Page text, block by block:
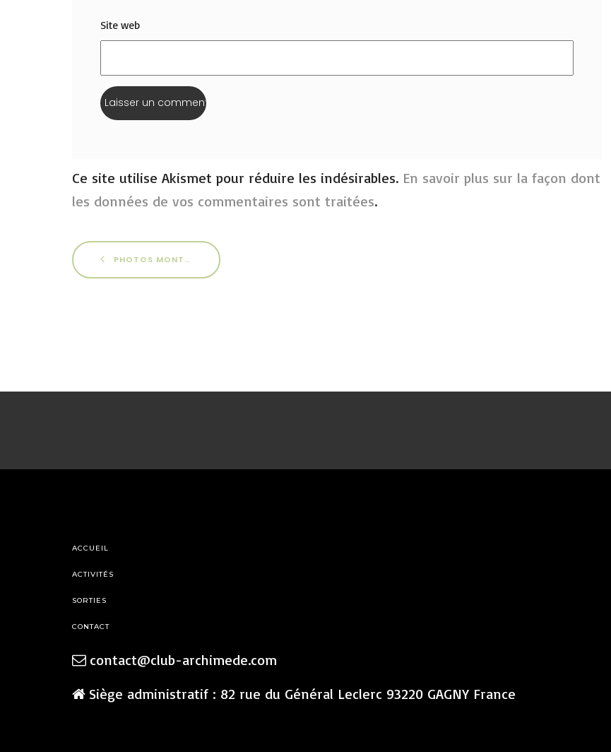
Site web
Ce site utilise Akismet pour réduire les indésirables. En savoir plus sur la façon dont
les données de vos commentaires sont traitées.
PHOTOS MONTLUÇON 2014
ACCUEIL
ACTIVITÉS
SORTIES
CONTACT
contact@club-archimede.com
Siège administratif : 82 rue du Général Leclerc 93220 GAGNY France